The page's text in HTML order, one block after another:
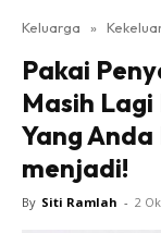
Keluarga »
Pakai
Masih
Yang
menjadi!
By Siti Ramlah - 2